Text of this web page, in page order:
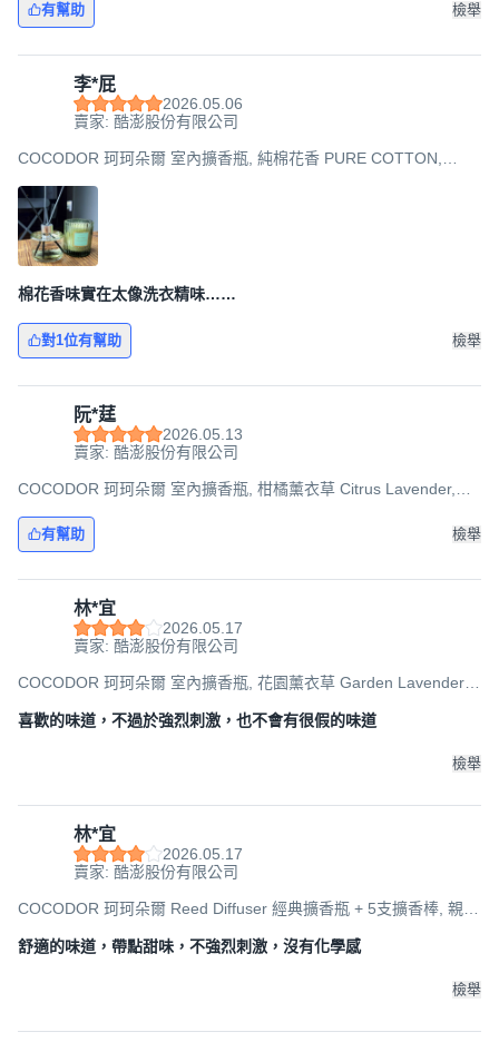
有幫助 檢舉
李*屁
2026.05.06
賣家: 酷澎股份有限公司
COCODOR 珂珂朵爾 室內擴香瓶, 純棉花香 PURE COTTON,
棉花香味實在太像洗衣精味……
對1位有幫助 檢舉
阮*莛
2026.05.13
賣家: 酷澎股份有限公司
COCODOR 珂珂朵爾 室內擴香瓶, 柑橘薰衣草 Citrus Lavender,
有幫助 檢舉
林*宜
2026.05.17
賣家: 酷澎股份有限公司
COCODOR 珂珂朵爾 室內擴香瓶, 花園薰衣草 Garden Lavender,
喜歡的味道，不過於強烈刺激，也不會有很假的味道
檢舉
林*宜
2026.05.17
賣家: 酷澎股份有限公司
COCODOR 珂珂朵爾 Reed Diffuser 經典擴香瓶 + 5支擴香棒, 親親
舒適的味道，帶點甜味，不強烈刺激，沒有化學感
檢舉